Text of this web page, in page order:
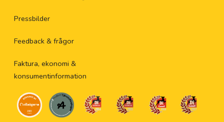
Pressbilder
Feedback & frågor
Faktura, ekonomi &
konsumentinformation